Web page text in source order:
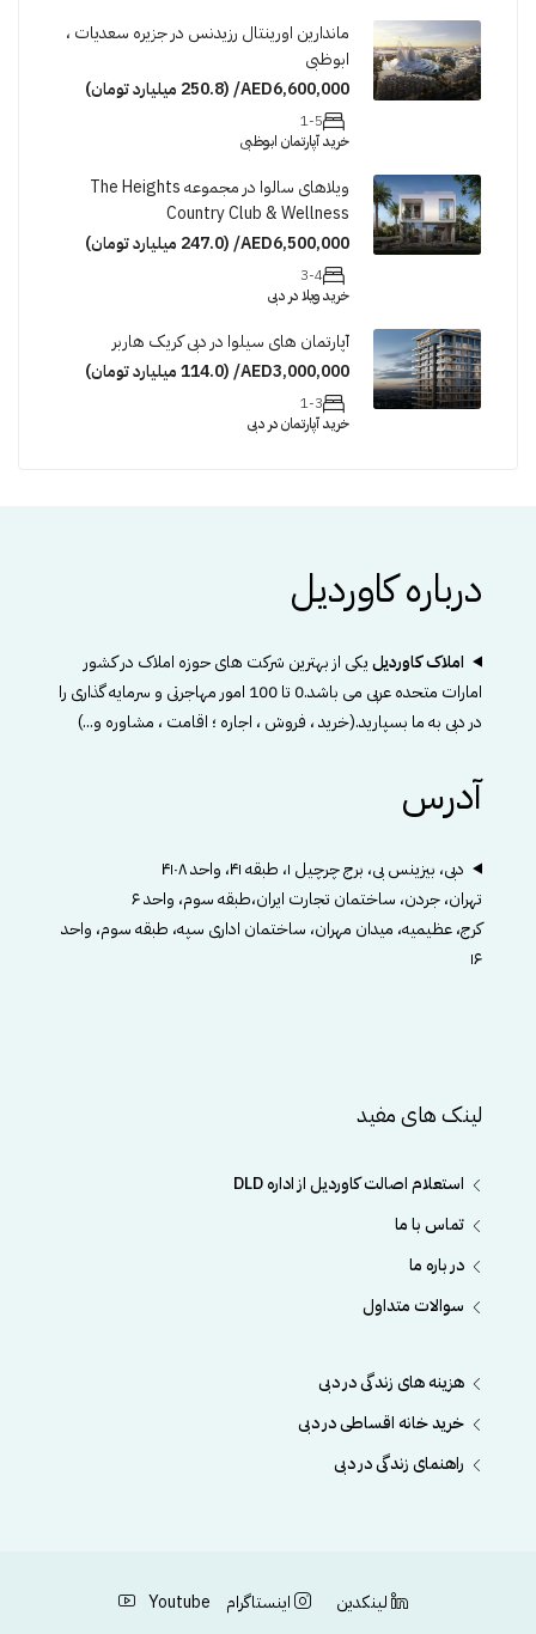
ماندارین اورینتال رزیدنس در جزیره سعدیات ،
ابوظبی
AED6,600,000/ (250.8 میلیارد تومان)
1-5
خرید آپارتمان ابوظبی
ویلاهای سالوا در مجموعه The Heights
Country Club & Wellness
AED6,500,000/ (247.0 میلیارد تومان)
3-4
خرید ویلا در دبی
آپارتمان های سیلوا در دبی کریک هاربر
AED3,000,000/ (114.0 میلیارد تومان)
1-3
خرید آپارتمان در دبی
درباره کاوردیل
املاک کاوردیلیکی از بهترین شرکت های حوزه املاک در کشور
امارات متحده عربی می باشد.0 تا 100 امور مهاجرتی و سرمایه گذاری را
در دبی به ما بسپارید.(خرید ، فروش ، اجاره ؛ اقامت ، مشاوره و...)
آدرس
دبی، بیزینس بی، برج چرچیل ۱، طبقه ۴۱، واحد ۴۱۰۸
تهران، جردن، ساختمان تجارت ایران،طبقه سوم، واحد ۶
کرج، عظیمیه، میدان مهران، ساختمان اداری سپه، طبقه سوم، واحد
۱۶
لینک های مفید
استعلام اصالت کاوردیل از اداره DLD
تماس با ما
در باره ما
سوالات متداول
هزینه های زندگی در دبی
خرید خانه اقساطی در دبی
راهنمای زندگی در دبی
لینکدین اینستاگرام Youtube